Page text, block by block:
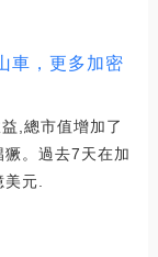
車，更多加密
,總市值增加了
。過去7天在加
美元.